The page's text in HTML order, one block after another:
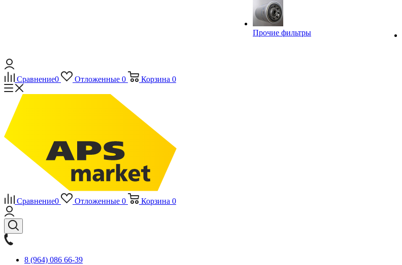
Прочие фильтры
Сравнение0 Отложенные 0 Корзина 0
Сравнение0 Отложенные 0 Корзина 0
8 (964) 086 66-39